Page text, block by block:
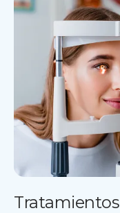
Tratamientos